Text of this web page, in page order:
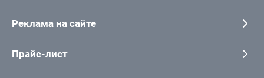
Реклама на сайте
Прайс-лист